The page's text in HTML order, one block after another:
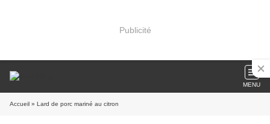
Publicité
MENU
Accueil » Lard de porc mariné au citron